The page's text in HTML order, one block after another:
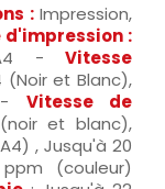
:Impression,
d'impression :
-Vitesse
et Blanc),
- Vitesse de
et blanc),
, Jusqu'à 20
(couleur)